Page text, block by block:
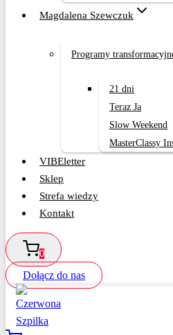
Magdalena Szewczuk
Programy
21 dni
Teraz Ja
Slow Weekend
MasterClassy
VIBEletter
Sklep
Strefa wiedzy
Kontakt
0
Dołącz do nas